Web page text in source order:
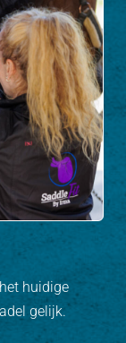
huidige
gelijk.